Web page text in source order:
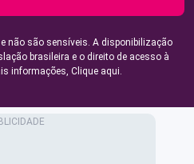
não são sensíveis. A disponibilização
brasileira e o direito de acesso à
informações, Clique aqui.